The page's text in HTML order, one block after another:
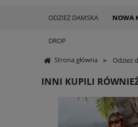
ODZIEŻ DAMSKA NOWA
DROP
Strona główna » Odzież
INNI KUPILI